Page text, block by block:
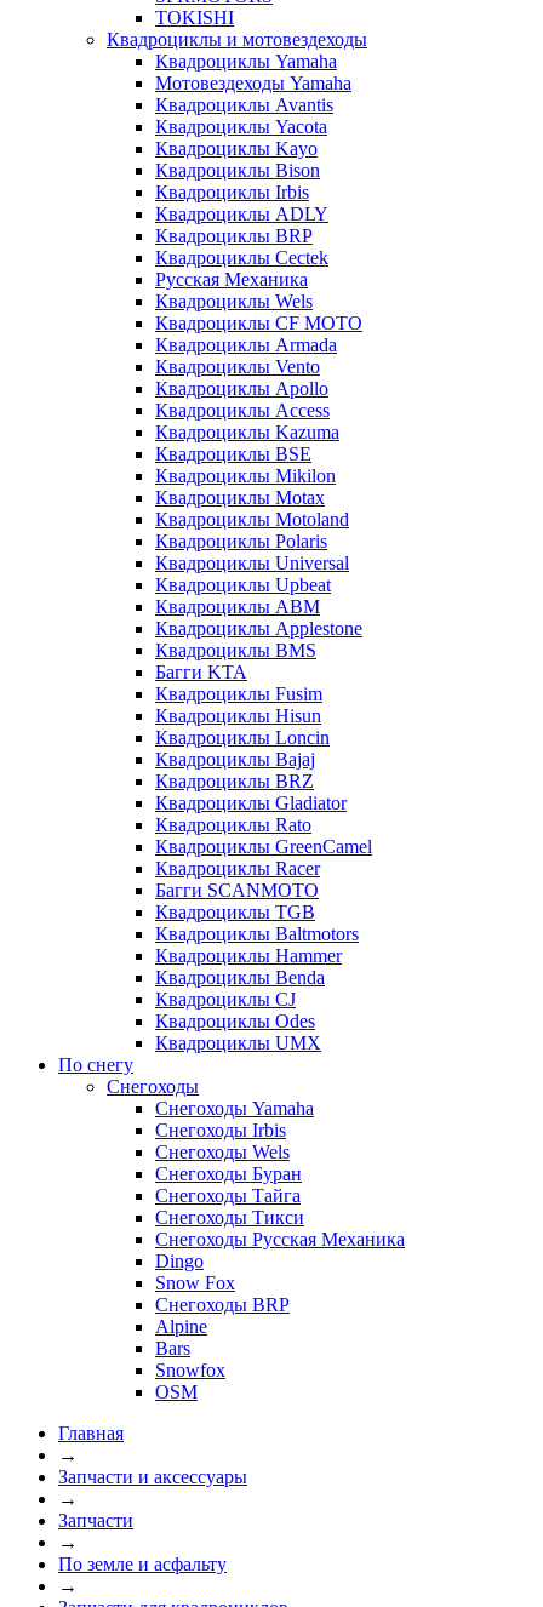
TOKISHI
Квадроциклы и мотовездеходы
Квадроциклы Yamaha
Мотовездеходы Yamaha
Квадроциклы Avantis
Квадроциклы Yacota
Квадроциклы Kayo
Квадроциклы Bison
Квадроциклы Irbis
Квадроциклы ADLY
Квадроциклы BRP
Квадроциклы Cectek
Русская Механика
Квадроциклы Wels
Квадроциклы CF MOTO
Квадроциклы Armada
Квадроциклы Vento
Квадроциклы Apollo
Квадроциклы Access
Квадроциклы Kazuma
Квадроциклы BSE
Квадроциклы Mikilon
Квадроциклы Motax
Квадроциклы Motoland
Квадроциклы Polaris
Квадроциклы Universal
Квадроциклы Upbeat
Квадроциклы ABM
Квадроциклы Applestone
Квадроциклы BMS
Багги KTA
Квадроциклы Fusim
Квадроциклы Hisun
Квадроциклы Loncin
Квадроциклы Bajaj
Квадроциклы BRZ
Квадроциклы Gladiator
Квадроциклы Rato
Квадроциклы GreenCamel
Квадроциклы Racer
Багги SCANMOTO
Квадроциклы TGB
Квадроциклы Baltmotors
Квадроциклы Hammer
Квадроциклы Benda
Квадроциклы CJ
Квадроциклы Odes
Квадроциклы UMX
По снегу
Снегоходы
Снегоходы Yamaha
Снегоходы Irbis
Снегоходы Wels
Снегоходы Буран
Снегоходы Тайга
Снегоходы Тикси
Снегоходы Русская Механика
Dingo
Snow Fox
Снегоходы BRP
Alpine
Bars
Snowfox
OSM
Главная
→
Запчасти и аксессуары
→
Запчасти
→
По земле и асфальту
→